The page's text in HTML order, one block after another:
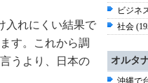
入れにくい結果で
す。これから調
うより、日本の
ビジネ
社会
オルタ
沖縄で